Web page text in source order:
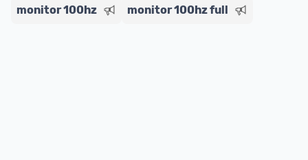
monitor 100hz monitor 100hz full